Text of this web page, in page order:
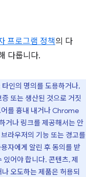
프로그램 정책의 다
다룹니다.
인의 명의를 도용하거나,
또는 생산된 것으로 거짓
를 흉내 내거나 Chrome
거나 링크를 제공해서는 안
라우저의 기능 또는 경고를
자에게 알린 후 동의를 받
있어야 합니다. 콘텐츠, 제
오도하는 제품은 허용되